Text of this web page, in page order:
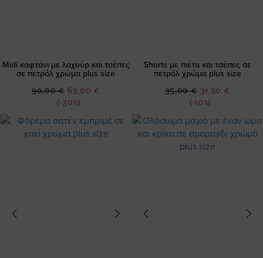
Midi καφτάνι με λαχούρ και τσέπες
σε πετρόλ χρώμα plus size
(-30%)
Ειδική
Τιμή
63,00 €
90,00 €
Shorts με πιέτα και τσέπες σε
πετρόλ χρώμα plus size
(-10%)
Ειδική
Τιμή
31,50 €
35,00 €